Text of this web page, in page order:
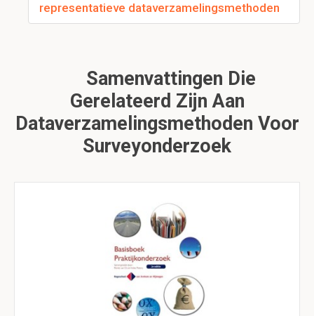
representatieve dataverzamelingsmethoden
Samenvattingen Die
Gerelateerd Zijn Aan
Dataverzamelingsmethoden Voor
Surveyonderzoek